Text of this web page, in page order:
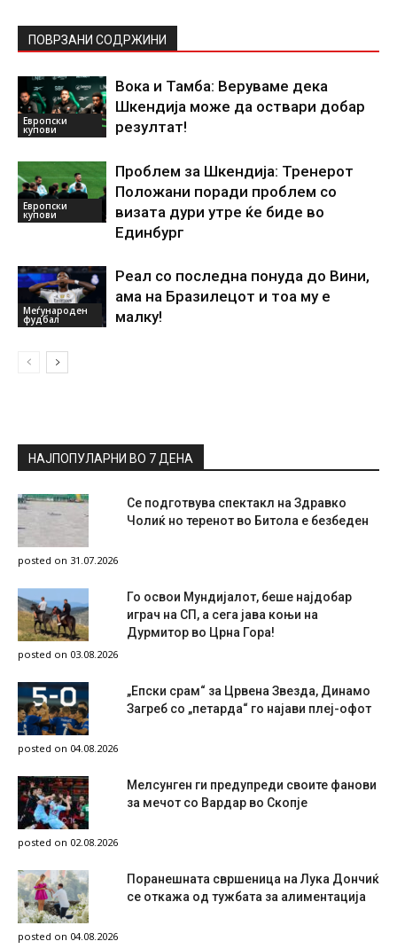
ПОВРЗАНИ СОДРЖИНИ
Европски
купови
Вока и Тамба: Веруваме дека
Шкендија може да оствари добар
резултат!
Европски
купови
Проблем за Шкендија: Тренерот
Положани поради проблем со
визата дури утре ќе биде во
Единбург
Меѓународен
фудбал
Реал со последна понуда до Вини,
ама на Бразилецот и тоа му е
малку!
НАЈПОПУЛАРНИ ВО 7 ДЕНА
Се подготвува спектакл на Здравко
Чолиќ но теренот во Битола е безбеден
posted on 31.07.2026
Го освои Мундијалот, беше најдобар
играч на СП, а сега јава коњи на
Дурмитор во Црна Гора!
posted on 03.08.2026
„Епски срам“ за Црвена Звезда, Динамо
Загреб со „петарда“ го најави плеј-офот
posted on 04.08.2026
Мелсунген ги предупреди своите фанови
за мечот со Вардар во Скопје
posted on 02.08.2026
Поранешната свршеница на Лука Дончиќ
се откажа од тужбата за алиментација
posted on 04.08.2026